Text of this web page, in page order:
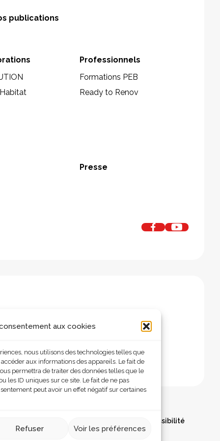
aux cookies
nous utilisons des technologies telles que
aux informations des appareils. Le fait de
permettra de traiter des données telles que le
les ID uniques sur ce site. Le fait de ne pas
peut avoir un effet négatif sur certaines
Refuser Voir les préférences
publications
Professionnels
Formations PEB
Ready to Renov
Presse
Déclaration d’accessibilité